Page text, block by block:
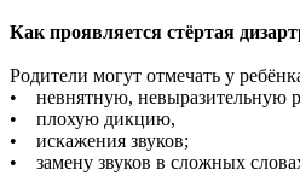
Как проявляется стёртая
Родители могут отмечать у
• невнятную, невыразительную
• плохую дикцию,
• искажения звуков;
• замену звуков в сложных